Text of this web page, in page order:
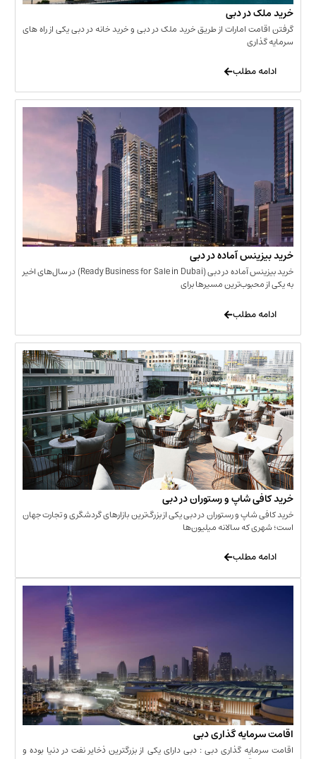
در دبی
امارات از طریق خرید ملک در دبی و خرید خانه در دبی یکی از راه های
آماده در دبی
خرید بیزینس آماده در دبی (Ready Business for Sale in Dubai) در سال‌های اخیر
مسیرها برای
شاپ و رستوران در دبی
و رستوران در دبی یکی از بزرگ‌ترین بازارهای گردشگری و تجارت جهان
سالانه میلیون‌ها
گذاری دبی
گذاری دبی : دبی دارای یکی از بزرگترین ذخایر نفت در دنیا بوده و